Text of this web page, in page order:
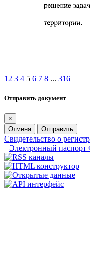
1 2 3 4 5 6 7 8 ... 316
Отправить документ
×
Отмена
Отправить
Свидетельство о
Электронный